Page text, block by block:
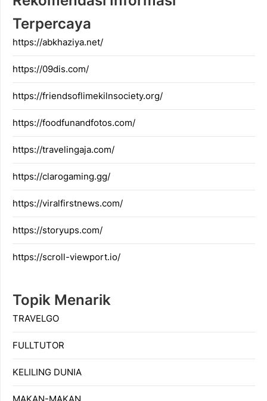
Terpercaya
https://abkhaziya.net/
https://09dis.com/
https://friendsoflimekilnsociety.org/
https://foodfunandfotos.com/
https://travelingaja.com/
https://clarogaming.gg/
https://viralfirstnews.com/
https://storyups.com/
https://scroll-viewport.io/
Topik Menarik
TRAVELGO
FULLTUTOR
KELILING DUNIA
MAKAN-MAKAN